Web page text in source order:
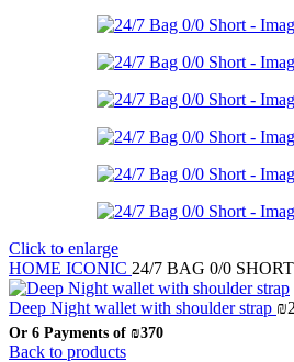
Click to enlarge
HOME ICONIC 24/7 BAG 0/0 SHORT
Deep Night wallet with shoulder strap ₪
Or 6 Payments of ₪370
Back to products